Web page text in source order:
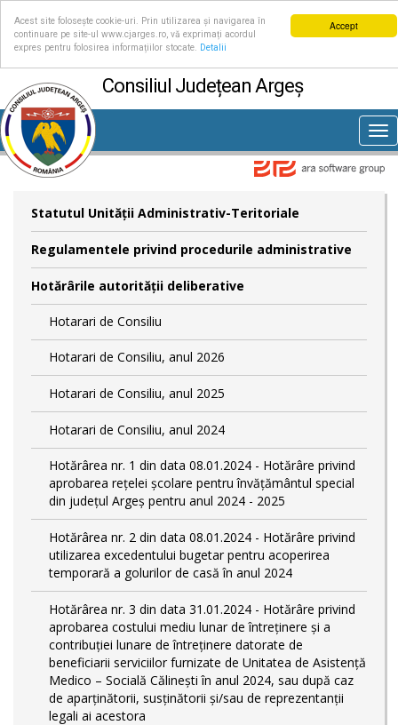
Accept
Acest site folosește cookie-uri. Prin utilizarea și navigarea în
continuare pe site-ul www.cjarges.ro, vă exprimați acordul
expres pentru folosirea informațiilor stocate.
Detalii
Consiliul Județean Argeș
Statutul Unităţii Administrativ-Teritoriale
Regulamentele privind procedurile administrative
Hotărârile autorităţii deliberative
Hotarari de Consiliu
Hotarari de Consiliu, anul 2026
Hotarari de Consiliu, anul 2025
Hotarari de Consiliu, anul 2024
Hotărârea nr. 1 din data 08.01.2024 - Hotărâre privind
aprobarea rețelei școlare pentru învățământul special
din județul Argeș pentru anul 2024 - 2025
Hotărârea nr. 2 din data 08.01.2024 - Hotărâre privind
utilizarea excedentului bugetar pentru acoperirea
temporară a golurilor de casă în anul 2024
Hotărârea nr. 3 din data 31.01.2024 - Hotărâre privind
aprobarea costului mediu lunar de întreținere și a
contribuției lunare de întreținere datorate de
beneficiarii serviciilor furnizate de Unitatea de Asistență
Medico – Socială Călineşti în anul 2024, sau după caz
de aparținătorii, susținătorii și/sau de reprezentanții
legali ai acestora